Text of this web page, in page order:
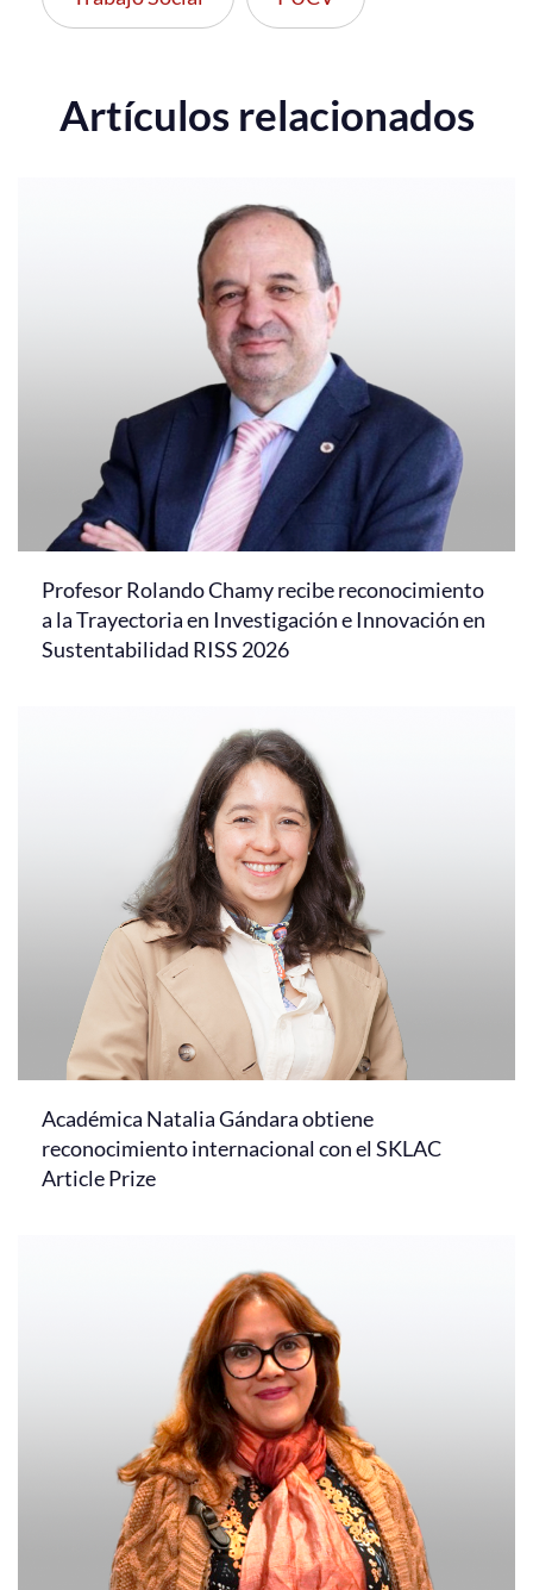
Artículos relacionados
Profesor Rolando Chamy recibe reconocimiento
a la Trayectoria en Investigación e Innovación en
Sustentabilidad RISS 2026
Académica Natalia Gándara obtiene
reconocimiento internacional con el SKLAC
Article Prize